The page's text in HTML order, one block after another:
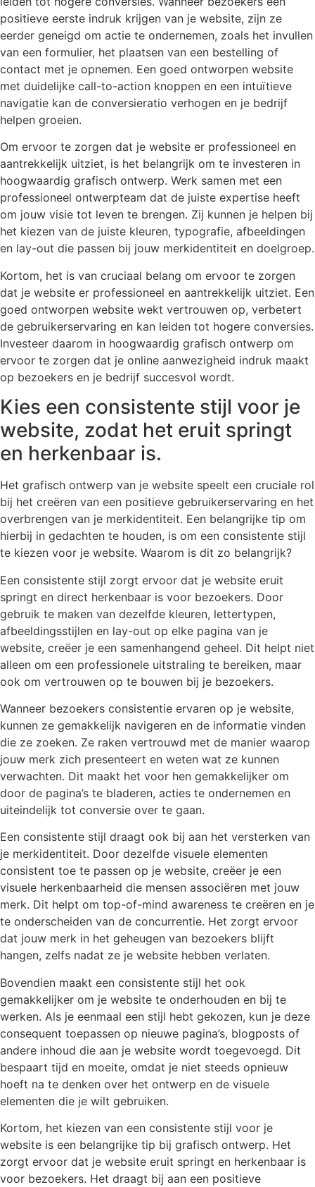
positieve eerste indruk krijgen van je website, zijn ze
eerder geneigd om actie te ondernemen, zoals het invullen
van een formulier, het plaatsen van een bestelling of
contact met je opnemen. Een goed ontworpen website
met duidelijke call-to-action knoppen en een intuïtieve
navigatie kan de conversieratio verhogen en je bedrijf
helpen groeien.
Om ervoor te zorgen dat je website er professioneel en
aantrekkelijk uitziet, is het belangrijk om te investeren in
hoogwaardig grafisch ontwerp. Werk samen met een
professioneel ontwerpteam dat de juiste expertise heeft
om jouw visie tot leven te brengen. Zij kunnen je helpen bij
het kiezen van de juiste kleuren, typografie, afbeeldingen
en lay-out die passen bij jouw merkidentiteit en doelgroep.
Kortom, het is van cruciaal belang om ervoor te zorgen
dat je website er professioneel en aantrekkelijk uitziet. Een
goed ontworpen website wekt vertrouwen op, verbetert
de gebruikerservaring en kan leiden tot hogere conversies.
Investeer daarom in hoogwaardig grafisch ontwerp om
ervoor te zorgen dat je online aanwezigheid indruk maakt
op bezoekers en je bedrijf succesvol wordt.
Kies een consistente stijl voor je
website, zodat het eruit springt
en herkenbaar is.
Het grafisch ontwerp van je website speelt een cruciale rol
bij het creëren van een positieve gebruikerservaring en het
overbrengen van je merkidentiteit. Een belangrijke tip om
hierbij in gedachten te houden, is om een consistente stijl
te kiezen voor je website. Waarom is dit zo belangrijk?
Een consistente stijl zorgt ervoor dat je website eruit
springt en direct herkenbaar is voor bezoekers. Door
gebruik te maken van dezelfde kleuren, lettertypen,
afbeeldingsstijlen en lay-out op elke pagina van je
website, creëer je een samenhangend geheel. Dit helpt niet
alleen om een professionele uitstraling te bereiken, maar
ook om vertrouwen op te bouwen bij je bezoekers.
Wanneer bezoekers consistentie ervaren op je website,
kunnen ze gemakkelijk navigeren en de informatie vinden
die ze zoeken. Ze raken vertrouwd met de manier waarop
jouw merk zich presenteert en weten wat ze kunnen
verwachten. Dit maakt het voor hen gemakkelijker om
door de pagina’s te bladeren, acties te ondernemen en
uiteindelijk tot conversie over te gaan.
Een consistente stijl draagt ook bij aan het versterken van
je merkidentiteit. Door dezelfde visuele elementen
consistent toe te passen op je website, creëer je een
visuele herkenbaarheid die mensen associëren met jouw
merk. Dit helpt om top-of-mind awareness te creëren en je
te onderscheiden van de concurrentie. Het zorgt ervoor
dat jouw merk in het geheugen van bezoekers blijft
hangen, zelfs nadat ze je website hebben verlaten.
Bovendien maakt een consistente stijl het ook
gemakkelijker om je website te onderhouden en bij te
werken. Als je eenmaal een stijl hebt gekozen, kun je deze
consequent toepassen op nieuwe pagina’s, blogposts of
andere inhoud die aan je website wordt toegevoegd. Dit
bespaart tijd en moeite, omdat je niet steeds opnieuw
hoeft na te denken over het ontwerp en de visuele
elementen die je wilt gebruiken.
Kortom, het kiezen van een consistente stijl voor je
website is een belangrijke tip bij grafisch ontwerp. Het
zorgt ervoor dat je website eruit springt en herkenbaar is
voor bezoekers. Het draagt bij aan een positieve